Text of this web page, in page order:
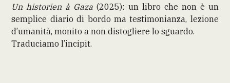
Un historien à Gaza (2025): un libro che non è un
semplice diario di bordo ma testimonianza, lezione
d’umanità, monito a non distogliere lo sguardo.
Traduciamo l’incipit.